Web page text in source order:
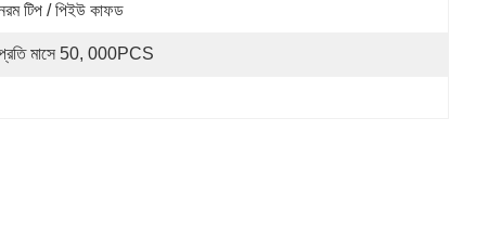
টিপ / পিইউ কাফড
মাসে 50, 000PCS